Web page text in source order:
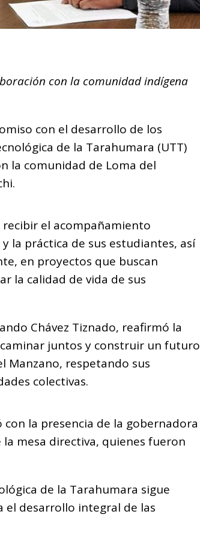
con la comunidad indígena
con el desarrollo de los
de la Tarahumara (UTT)
la comunidad de Loma del
el acompañamiento
la práctica de sus estudiantes, así
en proyectos que buscan
la calidad de vida de sus
Chávez Tiznado, reafirmó la
juntos y construir un futuro
Manzano, respetando sus
colectivas.
la presencia de la gobernadora
mesa directiva, quienes fueron
de la Tarahumara sigue
el desarrollo integral de las